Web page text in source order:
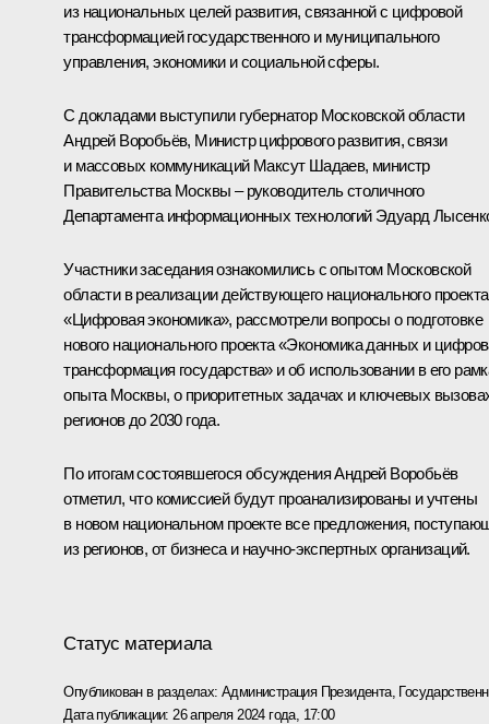
из национальных целей развития, связанной с цифровой
трансформацией государственного и муниципального
управления, экономики и социальной сферы.
С докладами выступили губернатор Московской области
Андрей Воробьёв, Министр цифрового развития, связи
и массовых коммуникаций Максут Шадаев, министр
Правительства Москвы – руководитель столичного
Департамента информационных технологий Эдуард
Участники заседания ознакомились с опытом Московской
области в реализации действующего национального проекта
«Цифровая экономика», рассмотрели вопросы о подготовке
нового национального проекта «Экономика данных и
трансформация государства» и об использовании в его
опыта Москвы, о приоритетных задачах и ключевых
регионов до 2030 года.
По итогам состоявшегося обсуждения Андрей Воробьёв
отметил, что комиссией будут проанализированы и учтены
в новом национальном проекте все предложения,
из регионов, от бизнеса и научно-экспертных организаций.
Статус материала
Опубликован в разделах: Администрация Президента,
Дата публикации: 26 апреля 2024 года, 17:00